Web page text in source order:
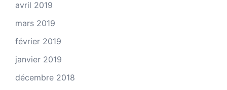
avril 2019
mars 2019
février 2019
janvier 2019
décembre 2018